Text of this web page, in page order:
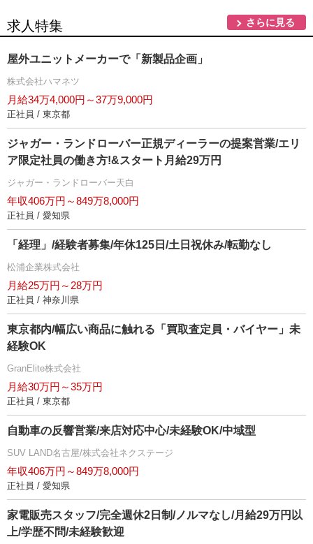
求人特集 さらに見る
屋外ユニットメーカーで「新製品企画」
株式会社ハマネツ
月給34万4,000円～37万9,000円
正社員 / 東京都
ジャガー・ランドローバー正規ディーラーの提案営業/エリ
ア限定社員の働き方!&スタート月給29万円
ジャガー・ランドローバー天白
年収406万円～849万8,000円
正社員 / 愛知県
「経理」/経験者募集/年休125日/土日祝休み/転勤なし
松浦企業株式会社
月給25万円～28万円
正社員 / 神奈川県
東京都内/幅広い商品に触れる「買取査定員・バイヤー」未
経験OK
GranElite株式会社
月給30万円～35万円
正社員 / 東京都
自動車の反響営業/来店対応中心/未経験OK/中域型
SUV LAND名古屋/株式会社ネクステージ
年収406万円～849万8,000円
正社員 / 愛知県
家電販売スタッフ/完全週休2日制/ノルマなし/月給29万円以
上/学歴不問/未経験歓迎